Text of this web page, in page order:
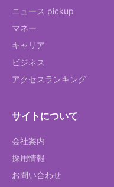
ニュース pickup
マネー
キャリア
ビジネス
アクセスランキング
サイトについて
会社案内
採用情報
お問い合わせ